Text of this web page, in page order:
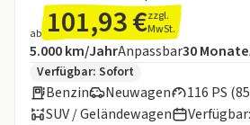
ab 101,93 €zzgl.
MwSt.
Angebotsdetails:
Inklusive Laufleistung
5.000 km/JahrAnpassbarLaufzeit
30Monate
Zusätzliche Fahrzeuginformationen:
Verfügbar: Sofort
Benzin Neuwagen 116 PS
SUV / Geländewagen